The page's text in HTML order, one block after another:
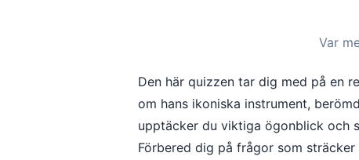
Var
Den här quizzen tar dig med på en
om hans ikoniska instrument,
upptäcker du viktiga ögonblick och
Förbered dig på frågor som